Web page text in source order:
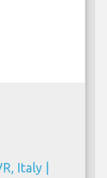
Italy |